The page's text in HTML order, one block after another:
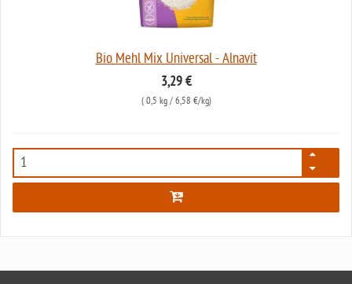
Bio Mehl Mix Universal - Alnavit
3,29 €
( 0,5 kg/ 6,58 €/kg)
5771